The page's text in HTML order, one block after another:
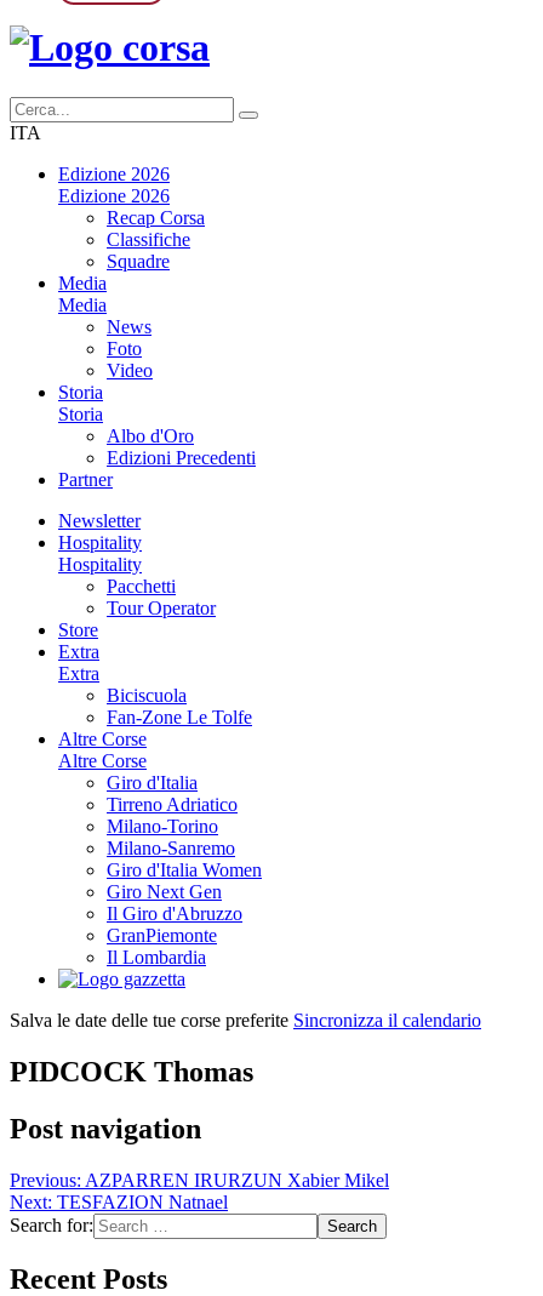
ITA
Edizione 2026
Edizione 2026
Recap Corsa
Classifiche
Squadre
Media
Media
News
Foto
Video
Storia
Storia
Albo d'Oro
Edizioni Precedenti
Partner
Newsletter
Hospitality
Hospitality
Pacchetti
Tour Operator
Store
Extra
Extra
Biciscuola
Fan-Zone Le Tolfe
Altre Corse
Altre Corse
Giro d'Italia
Tirreno Adriatico
Milano-Torino
Milano-Sanremo
Giro d'Italia Women
Giro Next Gen
Il Giro d'Abruzzo
GranPiemonte
Il Lombardia
Salva le date delle tue corse preferite Sincronizza il calendario
PIDCOCK Thomas
Post navigation
Previous: AZPARREN IRURZUN Xabier Mikel
Next: TESFAZION Natnael
Search for:
Recent Posts